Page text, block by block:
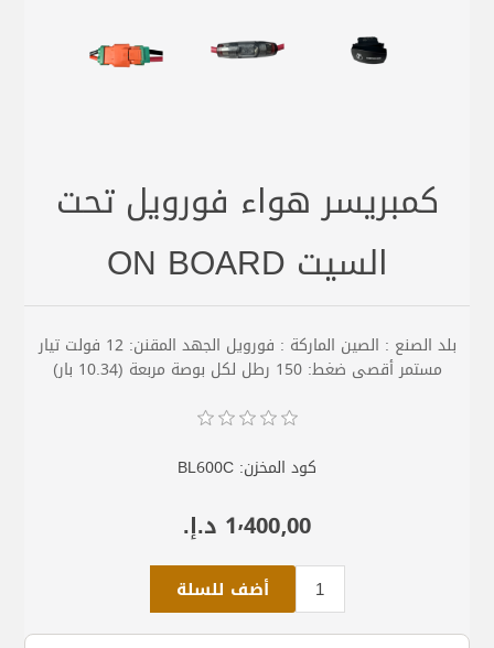
كمبريسر هواء فورويل تحت
السيت ON BOARD
بلد الصنع : الصين الماركة : فورويل الجهد المقنن: 12 فولت تيار
مستمر أقصى ضغط: 150 رطل لكل بوصة مربعة (10.34 بار)
كود المخزن: BL600C
1٬400٫00 د.إ.‏
أضف للسلة